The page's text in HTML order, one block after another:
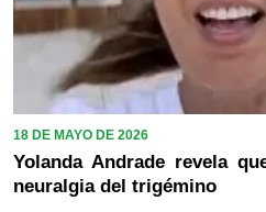
18 DE MAYO DE 2026
Yolanda Andrade revela
neuralgia del trigémino